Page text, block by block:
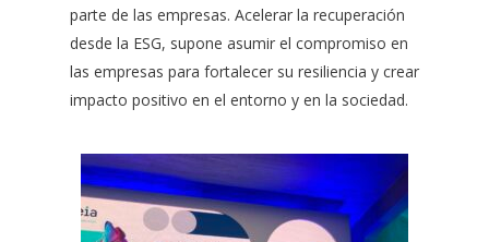
parte de las empresas. Acelerar la recuperación
desde la ESG, supone asumir el compromiso en
las empresas para fortalecer su resiliencia y crear
impacto positivo en el entorno y en la sociedad.